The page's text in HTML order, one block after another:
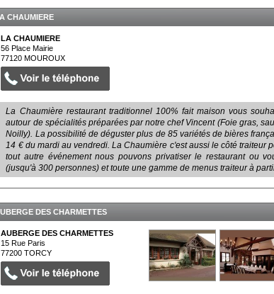
CHAUMIERE
LA CHAUMIERE
56 Place Mairie
77120MOUROUX
La Chaumière restaurant traditionnel 100% fait maison vous
autour de spécialités préparées par notre chef Vincent (Foie gras,
Noilly). La possibilité de déguster plus de 85 variétés de bières
14 € du mardi au vendredi. La Chaumière c'est aussi le côté traiteur
tout autre événement nous pouvons privatiser le restaurant ou
(jusqu'à 300 personnes) et toute une gamme de menus traiteur à
DES CHARMETTES
AUBERGE DES CHARMETTES
15 Rue Paris
77200TORCY